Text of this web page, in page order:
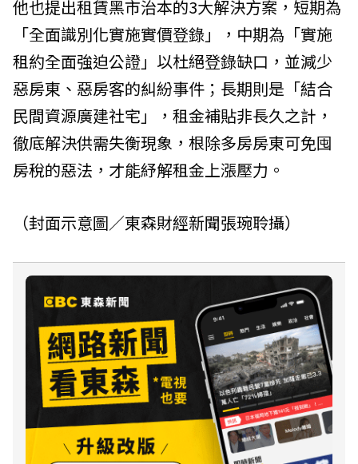
他也提出租賃黑市治本的3大解決方案，短期為
「全面識別化實施實價登錄」，中期為「實施
租約全面強迫公證」以杜絕登錄缺口，並減少
惡房東、惡房客的糾紛事件；長期則是「結合
民間資源廣建社宅」，租金補貼非長久之計，
徹底解決供需失衡現象，根除多房房東可免囤
房稅的惡法，才能紓解租金上漲壓力。
（封面示意圖／東森財經新聞張琬聆攝）